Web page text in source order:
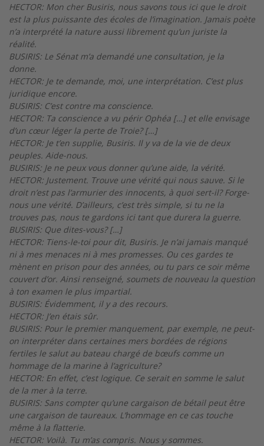
HECTOR: Mon cher Busiris, nous savons tous ici que le droit
est la plus puissante des écoles de l’imagination. Jamais poète
n’a interprété la nature aussi librement qu’un juriste la
réalité.
BUSIRIS: Le Sénat m’a demandé une consultation, je la
donne.
HECTOR: Je te demande, moi, une interprétation. C’est plus
juridique encore.
BUSIRIS: C’est contre ma conscience.
HECTOR: Ta conscience a vu périr Ophéa […] et elle envisage
d’un cœur léger la perte de Troie? […]
HECTOR: Je t’en supplie, Busiris. Il y va de la vie de deux
peuples. Aide-nous.
BUSIRIS: Je ne peux vous donner qu’une aide, la vérité.
HECTOR: Justement. Trouve une vérité qui nous sauve. Si le
droit n’est pas l’armurier des innocents, à quoi sert-il? Forge-
nous une vérité. D’ailleurs, c’est très simple, si tu ne la
trouves pas, nous te gardons ici tant que durera la guerre.
BUSIRIS: Que dites-vous? […]
HECTOR: Tiens-le-toi pour dit, Busiris. Je n’ai jamais manqué
ni à mes menaces ni à mes promesses. Ou ces gardes te
mènent en prison pour des années, ou tu pars ce soir même
couvert d’or. Ainsi renseigné, soumets de nouveau la question
à ton examen le plus impartial.
BUSIRIS: Évidemment, il y a des recours.
HECTOR: J’en étais sûr.
BUSIRIS: Pour le premier manquement, par exemple, ne peut-
on interpréter dans certaines mers bordées de régions
fertiles le salut au bateau chargé de bœufs comme un
hommage de la marine à l’agriculture?
HECTOR: En effet, c’est logique. Ce serait en somme le salut
de la mer à la terre.
BUSIRIS: Sans compter qu’une cargaison de bétail peut être
une cargaison de taureaux. L’hommage en ce cas touche
même à la flatterie.
HECTOR: Voilà. Tu m’as compris. Nous y sommes.